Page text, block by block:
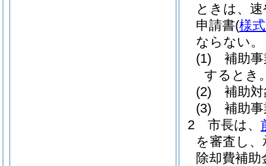
ときは、
申請書(様
ならない。
(1)
補助
するとき
(2)
補助
(3)
補助
2
市長は、
を審査し
除却費補助